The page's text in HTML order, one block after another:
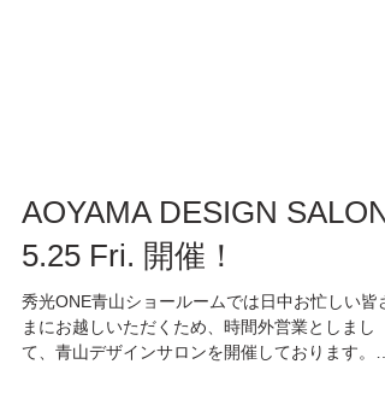
AOYAMA DESIGN SALON
5.25 Fri. 開催！